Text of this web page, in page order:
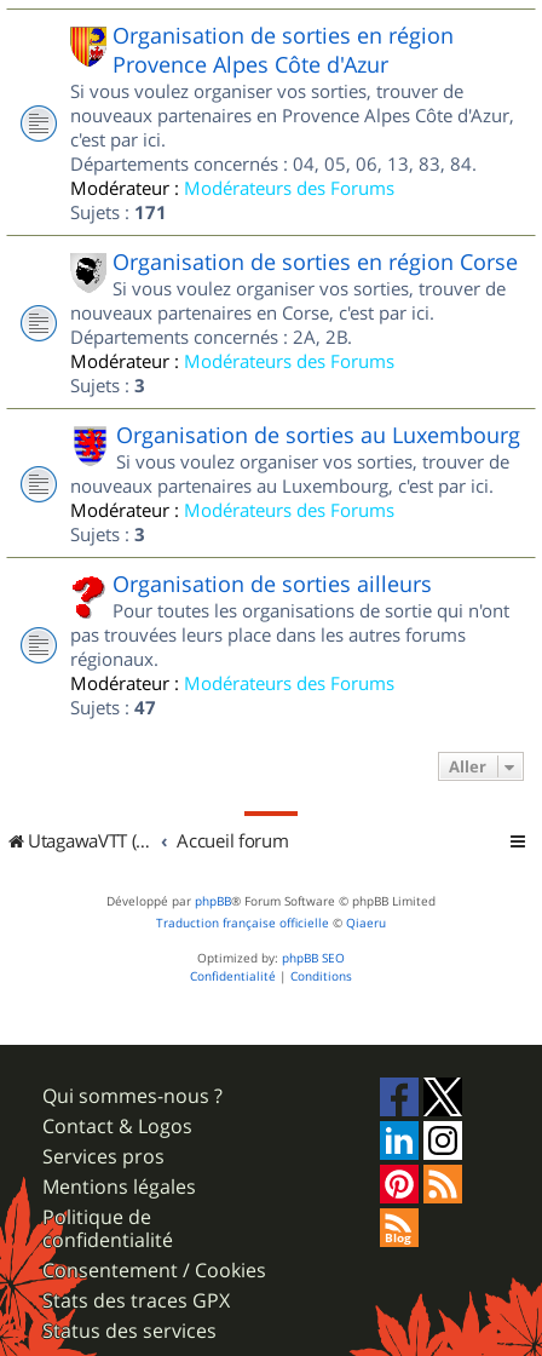
Organisation de sorties en région
Provence Alpes Côte d'Azur
Si vous voulez organiser vos sorties, trouver de
nouveaux partenaires en Provence Alpes Côte d'Azur,
c'est par ici.
Départements concernés : 04, 05, 06, 13, 83, 84.
Modérateur : Modérateurs des Forums
Sujets : 171
Organisation de sorties en région Corse
Si vous voulez organiser vos sorties, trouver de
nouveaux partenaires en Corse, c'est par ici.
Départements concernés : 2A, 2B.
Modérateur : Modérateurs des Forums
Sujets : 3
Organisation de sorties au Luxembourg
Si vous voulez organiser vos sorties, trouver de
nouveaux partenaires au Luxembourg, c'est par ici.
Modérateur : Modérateurs des Forums
Sujets : 3
Organisation de sorties ailleurs
Pour toutes les organisations de sortie qui n'ont
pas trouvées leurs place dans les autres forums
régionaux.
Modérateur : Modérateurs des Forums
Sujets : 47
Aller
UtagawaVTT (Randos VTT et VTTAE avec traces GPS) Accueil forum
Développé par phpBB® Forum Software © phpBB Limited
Traduction française officielle © Qiaeru
Optimized by: phpBB SEO
Confidentialité | Conditions
Qui sommes-nous ?
Contact & Logos
Services pros
Mentions légales
Politique de
confidentialité
Consentement / Cookies
Stats des traces GPX
Status des services